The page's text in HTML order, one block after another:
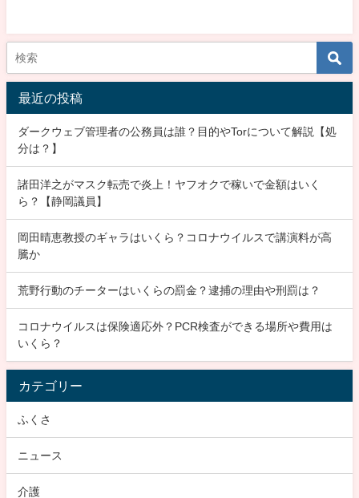
最近の投稿
ダークウェブ管理者の公務員は誰？目的やTorについて解説【処
分は？】
諸田洋之がマスク転売で炎上！ヤフオクで稼いで金額はいく
ら？【静岡議員】
岡田晴恵教授のギャラはいくら？コロナウイルスで講演料が高
騰か
荒野行動のチーターはいくらの罰金？逮捕の理由や刑罰は？
コロナウイルスは保険適応外？PCR検査ができる場所や費用は
いくら？
カテゴリー
ふくさ
ニュース
介護